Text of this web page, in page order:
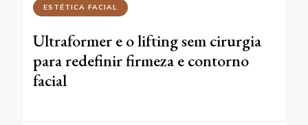
ESTÉTICA FACIAL
Ultraformer e o lifting sem cirurgia
para redefinir firmeza e contorno
facial